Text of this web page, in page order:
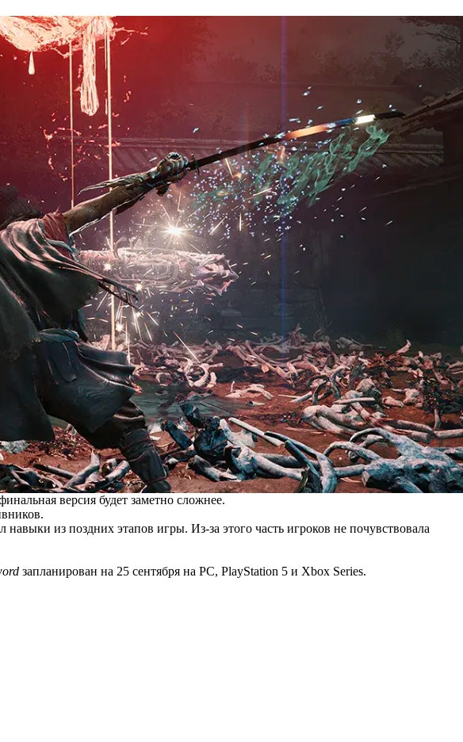
версия будет заметно сложнее.
из поздних этапов игры. Из-за этого часть игроков не почувствовала
запланирован на 25 сентября на PC, PlayStation 5 и Xbox Series.